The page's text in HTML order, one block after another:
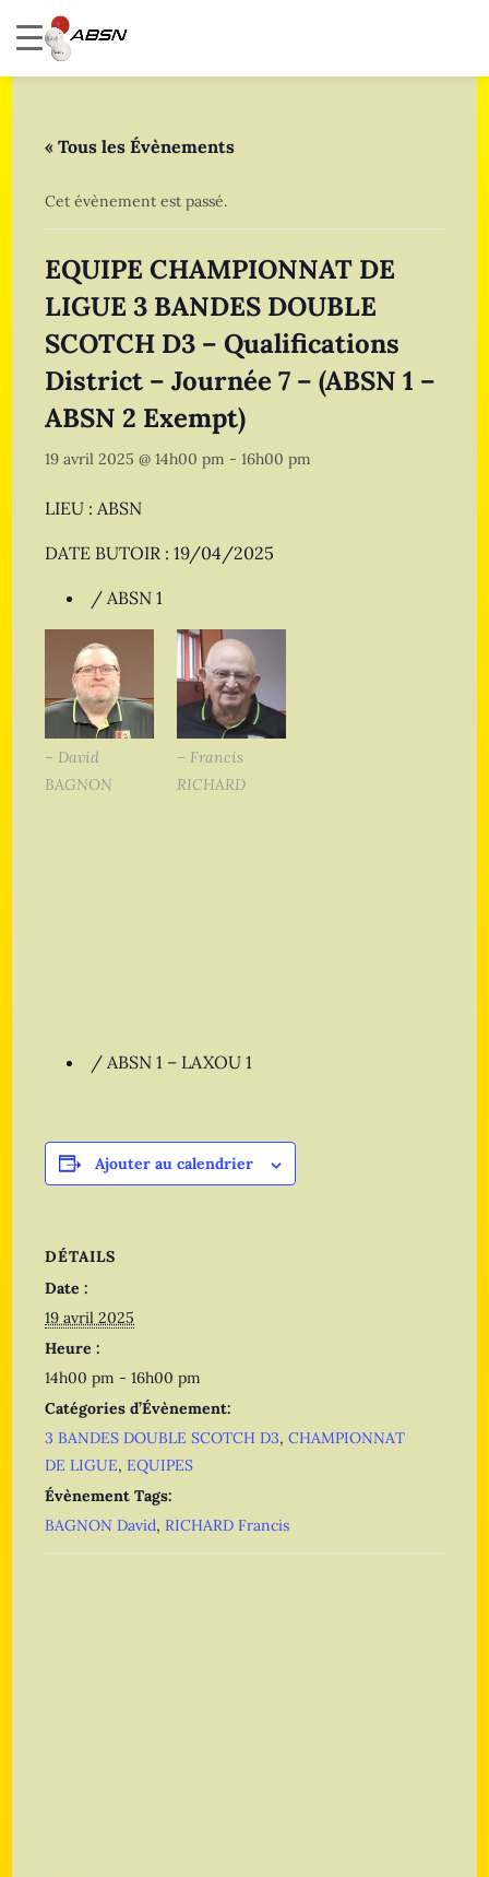
« Tous les Évènements
Cet évènement est passé.
EQUIPE CHAMPIONNAT DE
LIGUE 3 BANDES DOUBLE
SCOTCH D3 – Qualifications
District – Journée 7 – (ABSN 1 –
ABSN 2 Exempt)
19 avril 2025 @ 14h00 pm -16h00 pm
LIEU : ABSN
DATE BUTOIR : 19/04/2025
/ ABSN 1
– David
BAGNON
– Francis
RICHARD
/ ABSN 1 – LAXOU 1
Ajouter au calendrier
DÉTAILS
Date :
19 avril 2025
Heure :
14h00 pm - 16h00 pm
Catégories d’Évènement:
3 BANDES DOUBLE SCOTCH D3,CHAMPIONNAT
DE LIGUE,EQUIPES
Évènement Tags:
BAGNON David,RICHARD Francis